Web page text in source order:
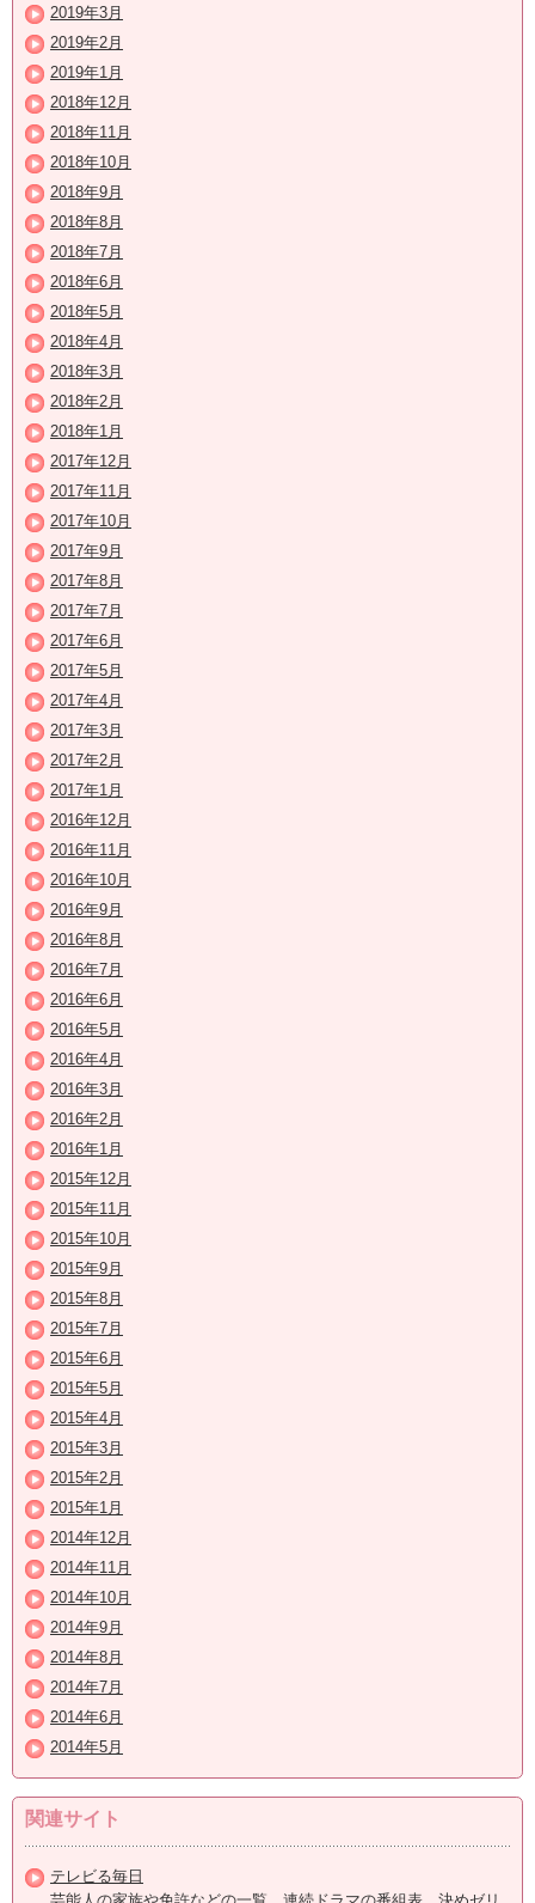
2019年3月
2019年2月
2019年1月
2018年12月
2018年11月
2018年10月
2018年9月
2018年8月
2018年7月
2018年6月
2018年5月
2018年4月
2018年3月
2018年2月
2018年1月
2017年12月
2017年11月
2017年10月
2017年9月
2017年8月
2017年7月
2017年6月
2017年5月
2017年4月
2017年3月
2017年2月
2017年1月
2016年12月
2016年11月
2016年10月
2016年9月
2016年8月
2016年7月
2016年6月
2016年5月
2016年4月
2016年3月
2016年2月
2016年1月
2015年12月
2015年11月
2015年10月
2015年9月
2015年8月
2015年7月
2015年6月
2015年5月
2015年4月
2015年3月
2015年2月
2015年1月
2014年12月
2014年11月
2014年10月
2014年9月
2014年8月
2014年7月
2014年6月
2014年5月
関連サイト
テレビる毎日